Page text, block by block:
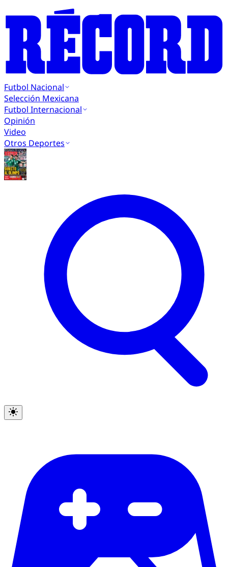
Futbol Nacional
Selección Mexicana
Futbol Internacional
Opinión
Video
Otros Deportes